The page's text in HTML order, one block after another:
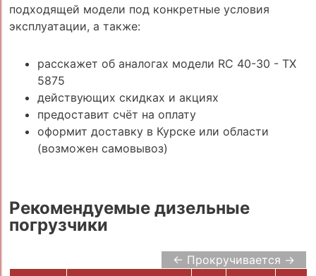
подходящей модели под конкретные условия
эксплуатации, а также:
расскажет об аналогах модели RC 40-30 - TX
5875
действующих скидках и акциях
предоставит счёт на оплату
оформит доставку в Курске или области
(возможен самовывоз)
Рекомендуемые дизельные
погрузчики
← Прокручивается →